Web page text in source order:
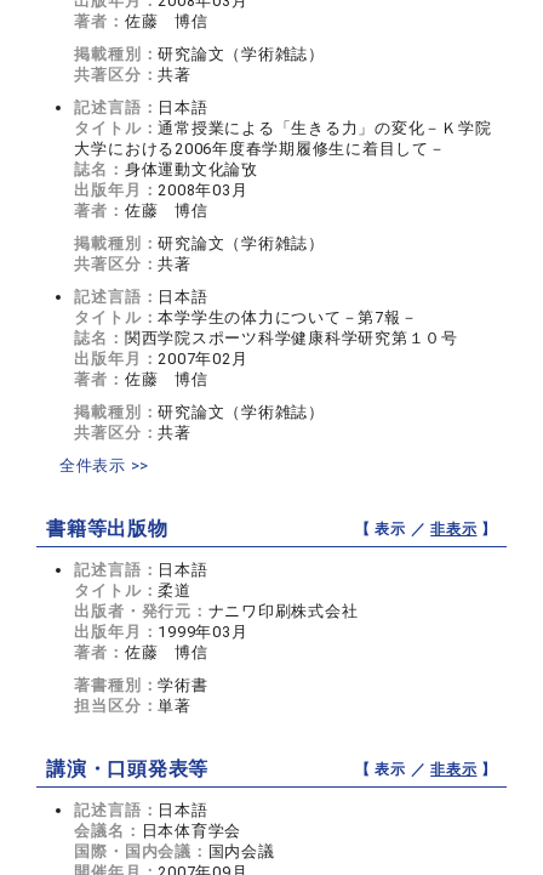
著者： 佐藤 博信
掲載種別：研究論文（学術雑誌）
共著区分：共著
記述言語： 日本語
タイトル：通常授業による「生きる力」の変化－Ｋ学院
大学における2006年度春学期履修生に着目して－
誌名： 身体運動文化論攷
出版年月：2008年03月
著者： 佐藤 博信
掲載種別：研究論文（学術雑誌）
共著区分：共著
記述言語： 日本語
タイトル：本学学生の体力について－第7報－
誌名： 関西学院スポーツ科学健康科学研究第１０号
出版年月：2007年02月
著者： 佐藤 博信
掲載種別：研究論文（学術雑誌）
共著区分：共著
全件表示 >>
書籍等出版物 【 表示 ／非表示 】
記述言語： 日本語
タイトル：柔道
出版者・発行元： ナニワ印刷株式会社
出版年月： 1999年03月
著者： 佐藤 博信
著書種別：学術書
担当区分：単著
講演・口頭発表等 【 表示 ／非表示 】
記述言語： 日本語
会議名： 日本体育学会
国際・国内会議： 国内会議